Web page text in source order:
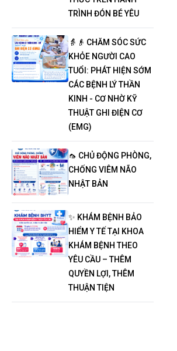
TRÌNH ĐÓN BÉ YÊU
👵👴 CHĂM SÓC SỨC
KHỎE NGƯỜI CAO
TUỔI: PHÁT HIỆN SỚM
CÁC BỆNH LÝ THẦN
KINH - CƠ NHỜ KỸ
THUẬT GHI ĐIỆN CƠ
(EMG)
🦟 CHỦ ĐỘNG PHÒNG,
CHỐNG VIÊM NÃO
NHẬT BẢN
✨ KHÁM BỆNH BẢO
HIỂM Y TẾ TẠI KHOA
KHÁM BỆNH THEO
YÊU CẦU – THÊM
QUYỀN LỢI, THÊM
THUẬN TIỆN